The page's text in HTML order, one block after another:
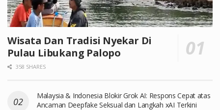
Wisata Dan Tradisi Nyekar Di
Pulau Libukang Palopo
358 SHARES
Malaysia & Indonesia Blokir Grok AI: Respons Cepat atas
Ancaman Deepfake Seksual dan Langkah xAI Terkini